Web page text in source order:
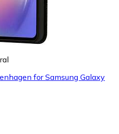
for Samsung Galaxy